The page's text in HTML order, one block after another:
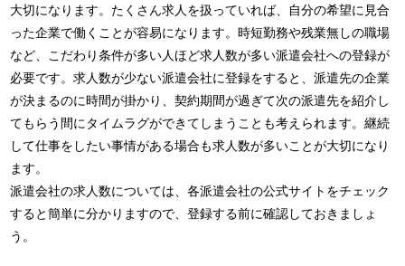
大切になります。たくさん求人を扱っていれば、自分の希望に見合
った企業で働くことが容易になります。時短勤務や残業無しの職場
など、こだわり条件が多い人ほど求人数が多い派遣会社への登録が
必要です。求人数が少ない派遣会社に登録をすると、派遣先の企業
が決まるのに時間が掛かり、契約期間が過ぎて次の派遣先を紹介し
てもらう間にタイムラグができてしまうことも考えられます。継続
して仕事をしたい事情がある場合も求人数が多いことが大切になり
ます。
派遣会社の求人数については、各派遣会社の公式サイトをチェック
すると簡単に分かりますので、登録する前に確認しておきましょ
う。